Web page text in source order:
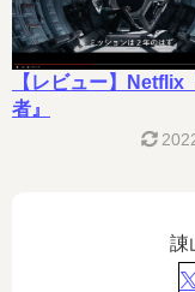
【レビュー】Netflix
者』
諌